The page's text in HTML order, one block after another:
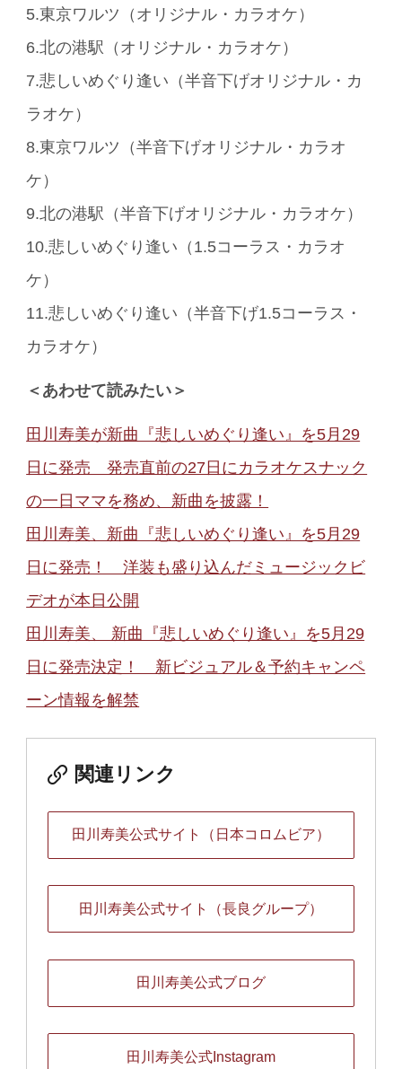
5.東京ワルツ（オリジナル・カラオケ）
6.北の港駅（オリジナル・カラオケ）
7.悲しいめぐり逢い（半音下げオリジナル・カ
ラオケ）
8.東京ワルツ（半音下げオリジナル・カラオ
ケ）
9.北の港駅（半音下げオリジナル・カラオケ）
10.悲しいめぐり逢い（1.5コーラス・カラオ
ケ）
11.悲しいめぐり逢い（半音下げ1.5コーラス・
カラオケ）
＜あわせて読みたい＞
田川寿美が新曲『悲しいめぐり逢い』を5月29
日に発売 発売直前の27日にカラオケスナック
の一日ママを務め、新曲を披露！
田川寿美、新曲『悲しいめぐり逢い』を5月29
日に発売！ 洋装も盛り込んだミュージックビ
デオが本日公開
田川寿美、 新曲『悲しいめぐり逢い』を5月29
日に発売決定！ 新ビジュアル＆予約キャンペ
ーン情報を解禁
関連リンク
田川寿美公式サイト（日本コロムビア）
田川寿美公式サイト（長良グループ）
田川寿美公式ブログ
田川寿美公式Instagram